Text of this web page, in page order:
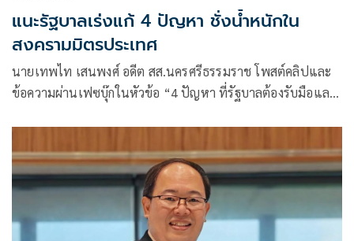
แนะรัฐบาลเร่งแก้ 4 ปัญหา ชั่งน้ำหนักใน
สงครามมิตรประเทศ
นายเทพไท เสนพงศ์ อดีต สส.นครศรีธรรมราช โพสต์คลิปและ
ข้อความผ่านเฟซบุ๊กในหัวข้อ “4 ปัญหา ที่รัฐบาลต้องรับมือและ